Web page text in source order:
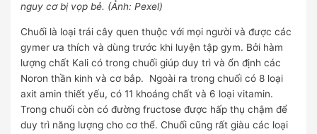
nguy cơ bị vọp bẻ. (Ảnh: Pexel)
Chuối là loại trái cây quen thuộc với mọi người và được các
gymer ưa thích và dùng trước khi luyện tập gym. Bởi hàm
lượng chất Kali có trong chuối giúp duy trì và ổn định các
Noron thần kinh và cơ bắp. Ngoài ra trong chuối có 8 loại
axit amin thiết yếu, có 11 khoáng chất và 6 loại vitamin.
Trong chuối còn có đường fructose được hấp thụ chậm để
duy trì năng lượng cho cơ thể. Chuối cũng rất giàu các loại